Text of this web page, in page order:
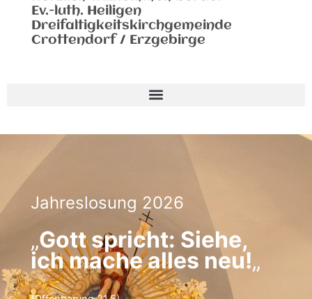
Ev.-luth. Heiligen
Dreifaltigkeitskirchgemeinde
Crottendorf / Erzgebirge
Jahreslosung 2026
„Gott spricht: Siehe,
ich mache alles neu!„